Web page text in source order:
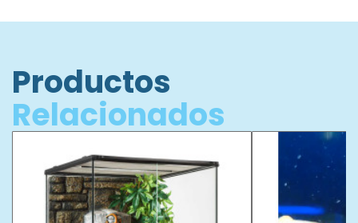
Productos
Relacionados